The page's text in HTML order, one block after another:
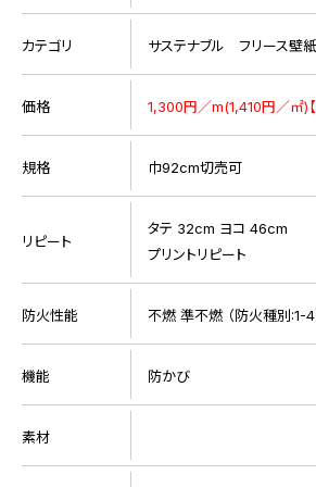
カテゴリ サステナブル フリース壁紙
価格 1,300円／m(1,410円／㎡)【
規格 巾92cm切売可
リピート
タテ 32cm ヨコ 46cm
プリントリピート
防火性能 不燃 準不燃 （防火種別:1-4
機能 防かび
素材